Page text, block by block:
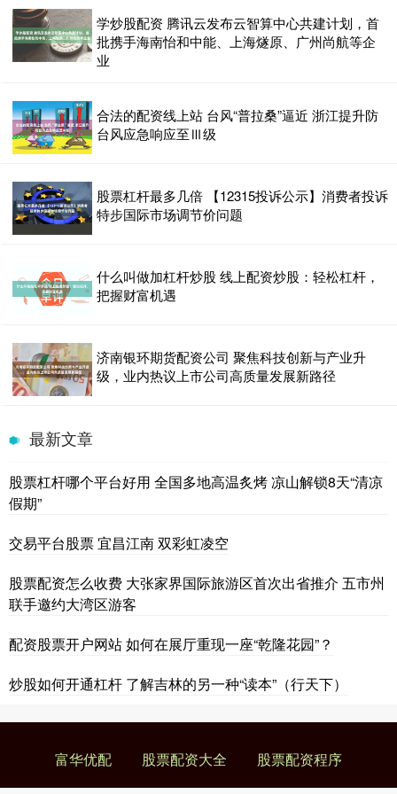
学炒股配资 腾讯云发布云智算中心共建计划，首
批携手海南怡和中能、上海燧原、广州尚航等企
业
合法的配资线上站 台风“普拉桑”逼近 浙江提升防
台风应急响应至Ⅲ级
股票杠杆最多几倍 【12315投诉公示】消费者投诉
特步国际市场调节价问题
什么叫做加杠杆炒股 线上配资炒股：轻松杠杆，
把握财富机遇
济南银环期货配资公司 聚焦科技创新与产业升
级，业内热议上市公司高质量发展新路径
最新文章
股票杠杆哪个平台好用 全国多地高温炙烤 凉山解锁8天“清凉
假期”
交易平台股票 宜昌江南 双彩虹凌空
股票配资怎么收费 大张家界国际旅游区首次出省推介 五市州
联手邀约大湾区游客
配资股票开户网站 如何在展厅重现一座“乾隆花园”？
炒股如何开通杠杆 了解吉林的另一种“读本”（行天下）
富华优配 股票配资大全 股票配资程序